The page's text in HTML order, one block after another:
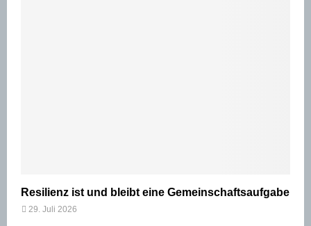
Resilienz ist und bleibt eine Gemeinschaftsaufgabe
29. Juli 2026